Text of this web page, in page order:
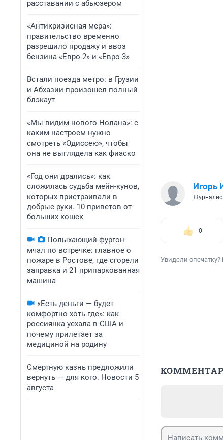
расставании с абьюзером
«Антикризисная мера»:
правительство временно
разрешило продажу и ввоз
бензина «Евро-2» и «Евро-3»
Встали поезда метро: в Грузии
и Абхазии произошел полный
блэкаут
«Мы видим нового Нолана»: с
каким настроем нужно
смотреть «Одиссею», чтобы
она не выглядела как фиаско
«Год они дрались»: как
сложилась судьба мейн-кунов,
которых пристраивали в
добрые руки. 10 приветов от
больших кошек
Полыхающий фургон
мчал по встречке: главное о
пожаре в Ростове, где сгорели
заправка и 21 припаркованная
машина
«Есть деньги — будет
комфортно хоть где»: как
россиянка уехала в США и
почему прилетает за
медициной на родину
Смертную казнь предложили
вернуть — для кого. Новости 5
августа
Игорь
0
Увидели